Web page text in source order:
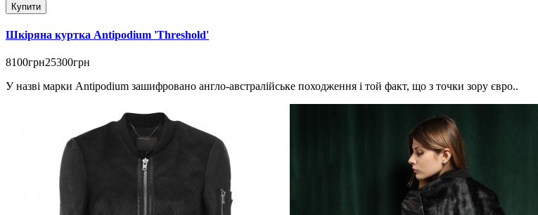
Купити
Шкіряна куртка Antipodium 'Threshold'
8100грн25300грн
У назві марки Antipodium зашифровано англо-австралійське походження і той факт, що з точки зору євро..